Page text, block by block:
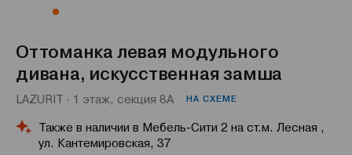
Оттоманка левая модульного
дивана, искусственная замша
LAZURIT · 1 этаж, секция 8А НА СХЕМЕ
Также в наличии в Мебель-Сити 2 на ст.м. Лесная ,
ул. Кантемировская, 37